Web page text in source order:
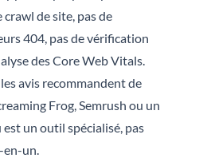
de site, pas de
404, pas de vérification
des Core Web Vitals.
avis recommandent de
Frog, Semrush ou un
un outil spécialisé, pas
un.